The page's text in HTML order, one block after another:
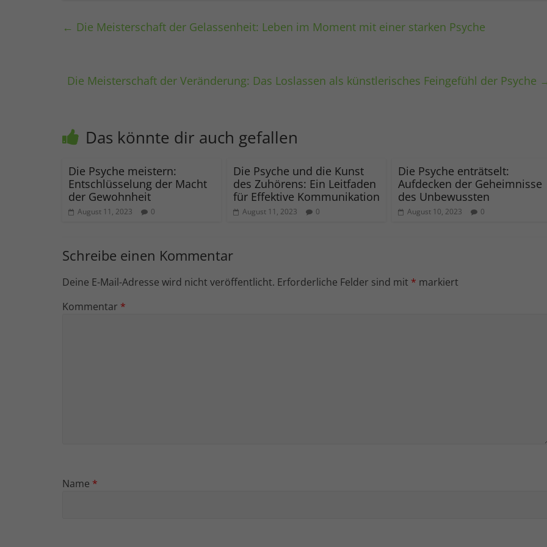
← Die Meisterschaft der Gelassenheit: Leben im Moment mit einer starken Psyche
Die Meisterschaft der Veränderung: Das Loslassen als künstlerisches Feingefühl der Psyche
Das könnte dir auch gefallen
Die Psyche meistern:
Entschlüsselung der Macht
der Gewohnheit
August 11, 2023 0
Die Psyche und die Kunst
des Zuhörens: Ein Leitfaden
für Effektive Kommunikation
August 11, 2023 0
Die Psyche enträtselt:
Aufdecken der Geheimnisse
des Unbewussten
August 10, 2023 0
Schreibe einen Kommentar
Deine E-Mail-Adresse wird nicht veröffentlicht. Erforderliche Felder sind mit * markiert
Kommentar *
Name *